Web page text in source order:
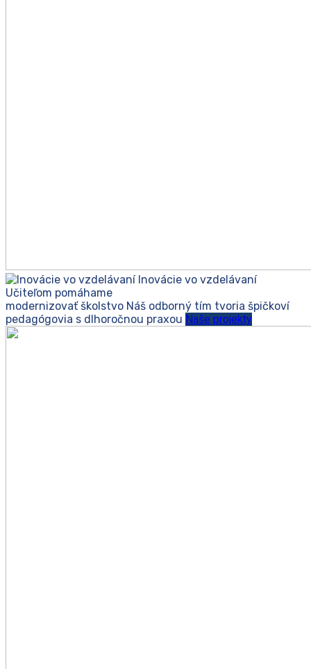
Inovácie vo vzdelávaní
Učiteľom pomáhame
modernizovať školstvo Náš odborný tím tvoria špičkoví
pedagógovia s dlhoročnou praxou Naše projekty